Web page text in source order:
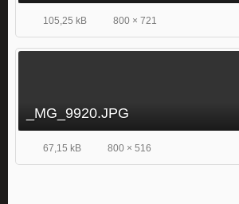
105,25 kB 800 × 721
_MG_9920.JPG
67,15 kB 800 × 516